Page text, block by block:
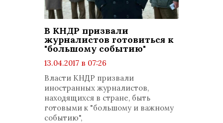
В КНДР призвали
журналистов готовиться к
"большому событию"
13.04.2017 в 07:26
просмотров: 1239
комментариев: 0
Власти КНДР призвали
иностранных журналистов,
находящихся в стране, быть
готовыми к "большому и важному
событию",